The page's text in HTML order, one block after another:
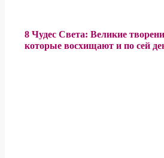
8 Чудес Света: Великие
которые восхищают и по сей